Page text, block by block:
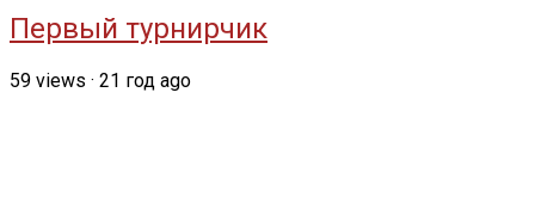
Первый турнирчик
59 views · 21 год ago